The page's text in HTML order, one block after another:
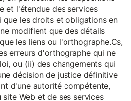
et l'étendue des services
que les droits et obligations en
modifient que des détails
les liens ou l'orthographe.Cs,
erreurs d'orthographe qui ne
ou (ii) des changements qui
décision de justice définitive
d'une autorité compétente,
Web et de ses services